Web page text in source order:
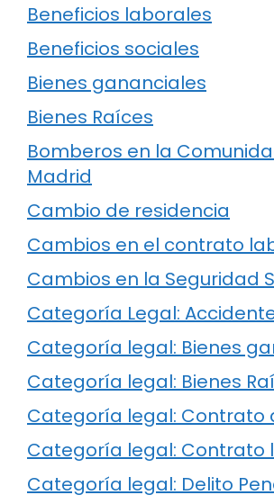
Beneficios laborales
Beneficios sociales
Bienes gananciales
Bienes Raíces
Bomberos en la
Madrid
Cambio de residencia
Cambios en el contrato
Cambios en la Seguridad
Categoría Legal:
Categoría legal: Bienes
Categoría legal: Bienes
Categoría legal: Contrato
Categoría legal: Contrato
Categoría legal: Delito